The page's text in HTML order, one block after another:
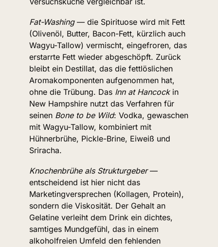
Fat-Washing — die Spirituose wird mit Fett
(Olivenöl, Butter, Bacon-Fett, kürzlich auch
Wagyu-Tallow) vermischt, eingefroren, das
erstarrte Fett wieder abgeschöpft. Zurück
bleibt ein Destillat, das die fettlöslichen
Aromakomponenten aufgenommen hat,
ohne die Trübung. Das Inn at Hancock in
New Hampshire nutzt das Verfahren für
seinen Bone to be Wild: Vodka, gewaschen
mit Wagyu-Tallow, kombiniert mit
Hühnerbrühe, Pickle-Brine, Eiweiß und
Sriracha.
Knochenbrühe als Strukturgeber —
entscheidend ist hier nicht das
Marketingversprechen (Kollagen, Protein),
sondern die Viskosität. Der Gehalt an
Gelatine verleiht dem Drink ein dichtes,
samtiges Mundgefühl, das in einem
alkoholfreien Umfeld den fehlenden